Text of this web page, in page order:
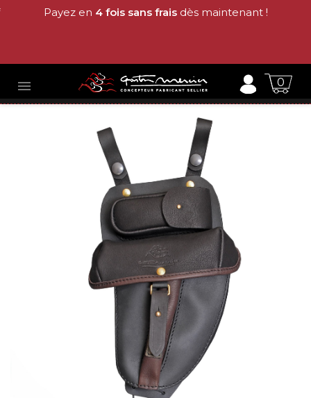
Payez en 4 fois sans fraisdès maintenant !
 0